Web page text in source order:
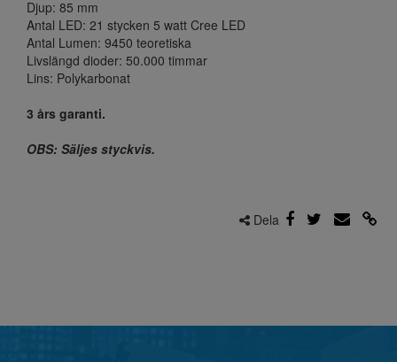
Djup: 85 mm
Antal LED: 21 stycken 5 watt Cree LED
Antal Lumen: 9450 teoretiska
Livslängd dioder: 50.000 timmar
Lins: Polykarbonat
3 års garanti.
OBS: Säljes styckvis.
Dela